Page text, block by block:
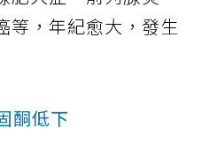
等，年紀愈大，發生
酮低下